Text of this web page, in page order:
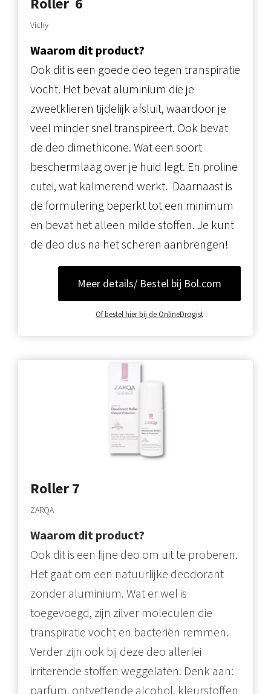
Vichy
Waarom dit product?
Ook dit is een goede deo tegen transpiratie
vocht. Het bevat aluminium die je
zweetklieren tijdelijk afsluit, waardoor je
veel minder snel transpireert. Ook bevat
de deo dimethicone. Wat een soort
beschermlaag over je huid legt. En proline
cutei, wat kalmerend werkt. Daarnaast is
de formulering beperkt tot een minimum
en bevat het alleen milde stoffen. Je kunt
de deo dus na het scheren aanbrengen!
Meer details/ Bestel bij Bol.com
Of bestel hier bij de OnlineDrogist
Roller 7
ZARQA
Waarom dit product?
Ook dit is een fijne deo om uit te proberen.
Het gaat om een natuurlijke deodorant
zonder aluminium. Wat er wel is
toegevoegd, zijn zilver moleculen die
transpiratie vocht en bacteriën remmen.
Verder zijn ook bij deze deo allerlei
irriterende stoffen weggelaten. Denk aan:
parfum, ontvettende alcohol, kleurstoffen